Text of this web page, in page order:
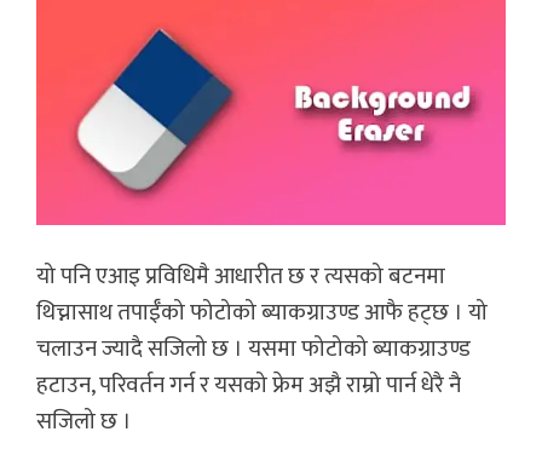
यो पनि एआइ प्रविधिमै आधारीत छ र त्यसको बटनमा
थिच्नासाथ तपाईँको फोटोको ब्याकग्राउण्ड आफै हट्छ । यो
चलाउन ज्यादै सजिलो छ । यसमा फोटोको ब्याकग्राउण्ड
हटाउन, परिवर्तन गर्न र यसको फ्रेम अझै राम्रो पार्न धेरै नै
सजिलो छ ।